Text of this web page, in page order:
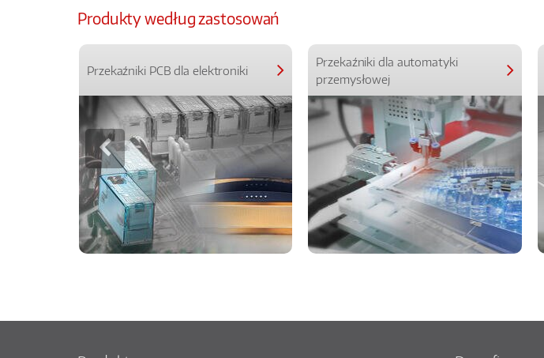
Produkty według zastosowań
Przekaźniki PCB dla elektroniki
Przekaźniki dla automatyki
przemysłowej